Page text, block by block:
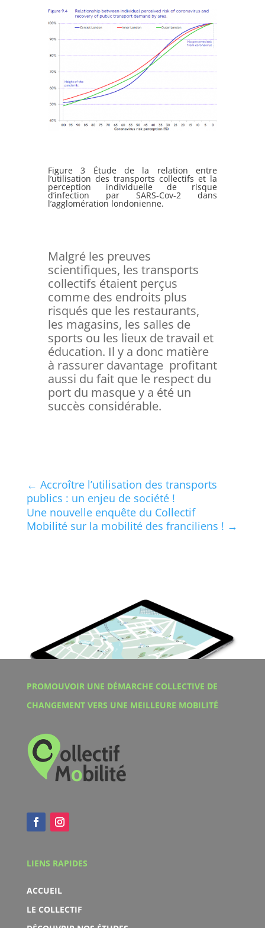
Figure 3 Étude de la relation entre
l’utilisation des transports collectifs et la
perception individuelle de risque
d’infection par SARS-Cov-2 dans
l’agglomération londonienne.
Malgré les preuves
scientifiques, les transports
collectifs étaient perçus
comme des endroits plus
risqués que les restaurants,
les magasins, les salles de
sports ou les lieux de travail et
éducation. Il y a donc matière
à rassurer davantage profitant
aussi du fait que le respect du
port du masque y a été un
succès considérable.
← Accroître l’utilisation des transports
publics : un enjeu de société !
Une nouvelle enquête du Collectif
Mobilité sur la mobilité des franciliens ! →
PROMOUVOIR UNE DÉMARCHE COLLECTIVE DE
CHANGEMENT VERS UNE MEILLEURE MOBILITÉ
LIENS RAPIDES
ACCUEIL
LE COLLECTIF